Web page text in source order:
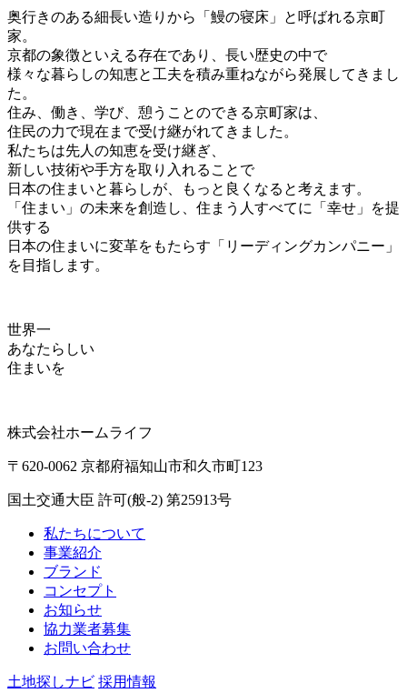
奥行きのある細長い造りから「鰻の寝床」と呼ばれる京町
家。
京都の象徴といえる存在であり、長い歴史の中で
様々な暮らしの知恵と工夫を積み重ねながら発展してきまし
た。
住み、働き、学び、憩うことのできる京町家は、
住民の力で現在まで受け継がれてきました。
私たちは先人の知恵を受け継ぎ、
新しい技術や手方を取り入れることで
日本の住まいと暮らしが、もっと良くなると考えます。
「住まい」の未来を創造し、住まう人すべてに「幸せ」を提
供する
日本の住まいに変革をもたらす「リーディングカンパニー」
を目指します。
世界一
あなたらしい
住まいを
株式会社ホームライフ
〒620-0062 京都府福知山市和久市町123
国土交通大臣 許可(般-2) 第25913号
私たちについて
事業紹介
ブランド
コンセプト
お知らせ
協力業者募集
お問い合わせ
土地探しナビ 採用情報